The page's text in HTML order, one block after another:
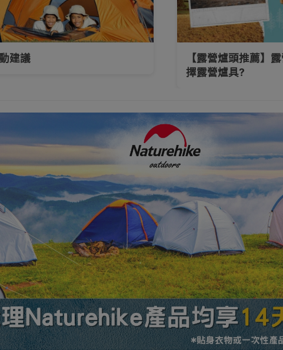
飲水袋 儲水袋 露營水袋 便攜桌椅 睡袋
電筒 水樽及水杯 戶外衣物 行山遮陽帽
用/旅行背包 運動護具 運動襪 生活電器 居家生
建議
【露營爐頭推薦】
擇露營爐具?